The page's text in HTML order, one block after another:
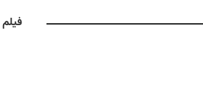
فیلم